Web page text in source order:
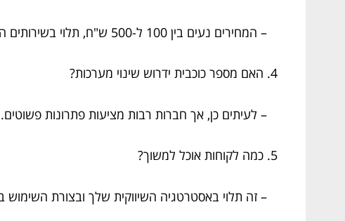
– המחירים נעים בין 100 ל-500 ש"ח, תלוי בשירותים הנלווים.
4. האם מספר כוכבית ידרוש שינוי מערכות?
– לעיתים כן, אך חברות רבות מציעות פתרונות פשוטים.
5. כמה לקוחות אוכל למשוך?
– זה תלוי באסטרטגיה השיווקית שלך ובצורת השימוש